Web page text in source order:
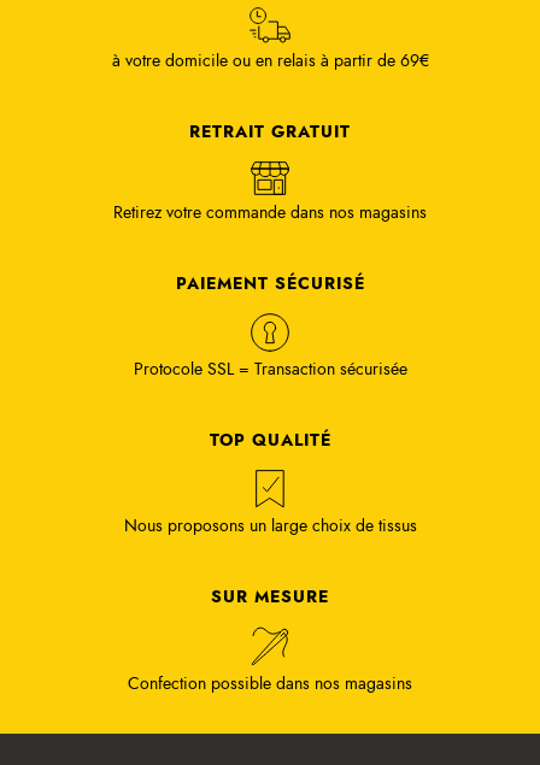
à votre domicile ou en relais à partir de 69€
RETRAIT GRATUIT
Retirez votre commande dans nos magasins
PAIEMENT SÉCURISÉ
Protocole SSL = Transaction sécurisée
TOP QUALITÉ
Nous proposons un large choix de tissus
SUR MESURE
Confection possible dans nos magasins